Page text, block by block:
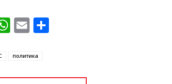
WhatsApp
Email
политика